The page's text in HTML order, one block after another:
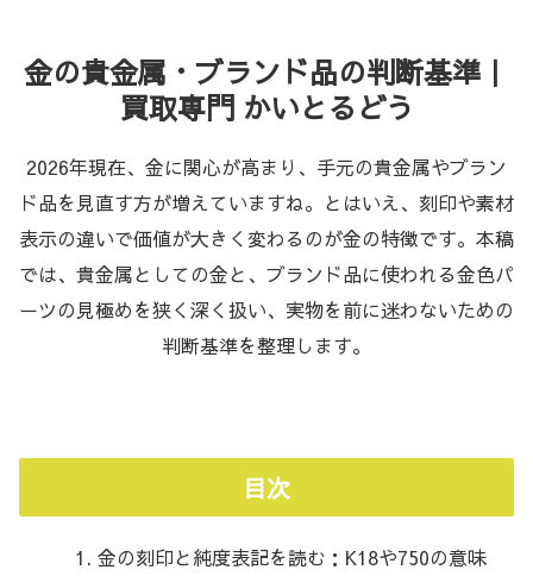
金の貴金属・ブランド品の判断基準｜
買取専門 かいとるどう
2026年現在、金に関心が高まり、手元の貴金属やブラン
ド品を見直す方が増えていますね。とはいえ、刻印や素材
表示の違いで価値が大きく変わるのが金の特徴です。本稿
では、貴金属としての金と、ブランド品に使われる金色パ
ーツの見極めを狭く深く扱い、実物を前に迷わないための
判断基準を整理します。
目次
金の刻印と純度表記を読む：K18や750の意味